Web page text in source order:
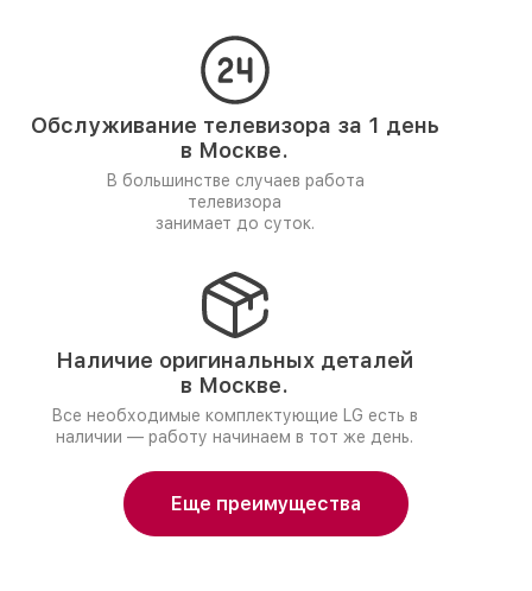
Обслуживание телевизора за 1 день
в Москве.
В большинстве случаев работа
телевизора
занимает до суток.
Наличие оригинальных деталей
в Москве.
Все необходимые комплектующие LG есть в
наличии — работу начинаем в тот же день.
Еще преимущества